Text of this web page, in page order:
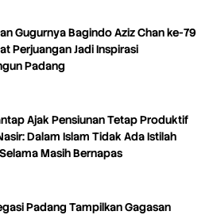
Gugurnya Bagindo Aziz Chan ke-79
Perjuangan Jadi Inspirasi
Padang
Ajak Pensiunan Tetap Produktif
Dalam Islam Tidak Ada Istilah
Masih Bernapas
Padang Tampilkan Gagasan